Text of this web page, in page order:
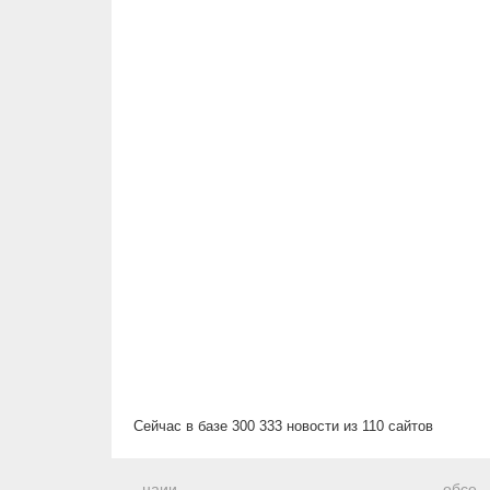
Сейчас в базе 300 333 новости из 110 сайтов